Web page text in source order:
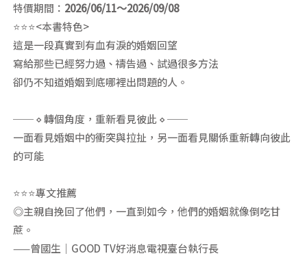
特價期間： 2026/06/11～2026/09/08
⭐⭐⭐<本書特色>
這是一段真實到有血有淚的婚姻回望
寫給那些已經努力過、禱告過、試過很多方法
卻仍不知道婚姻到底哪裡出問題的人。
── ⋄ 轉個角度，重新看見彼此 ⋄ ──
一面看見婚姻中的衝突與拉扯，另一面看見關係重新轉向彼此
的可能
⭐⭐⭐專文推薦
◎主親自挽回了他們，一直到如今，他們的婚姻就像倒吃甘
蔗。
——曾國生｜GOOD TV好消息電視臺台執行長